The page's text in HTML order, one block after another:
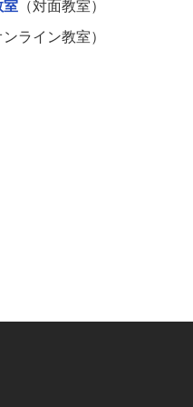
室 （対面教室）
ンライン教室）